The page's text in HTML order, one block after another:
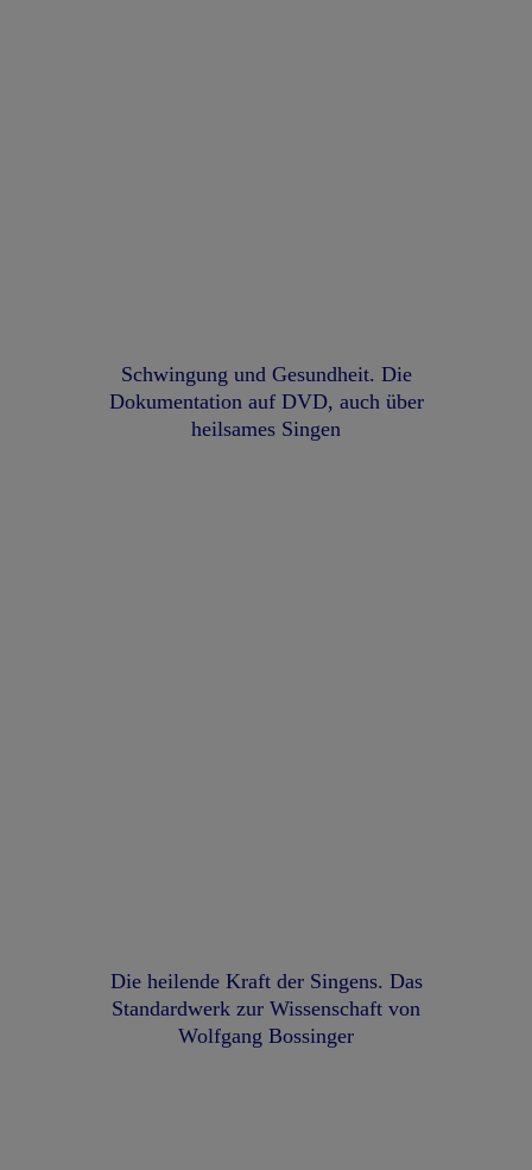
Schwingung und Gesundheit. Die
Dokumentation auf DVD, auch über
heilsames Singen
Die heilende Kraft der Singens. Das
Standardwerk zur Wissenschaft von
Wolfgang Bossinger